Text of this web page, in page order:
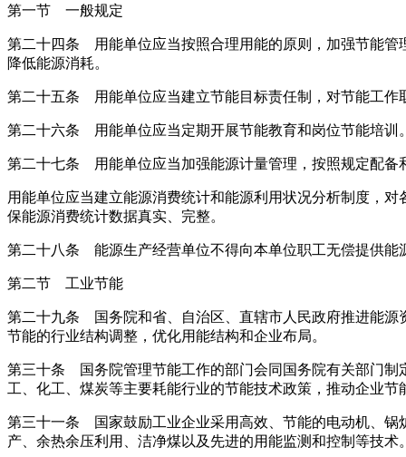
第一节 一般规定
第二十四条 用能单位应当按照合理用能的原则，加强节能管
降低能源消耗。
第二十五条 用能单位应当建立节能目标责任制，对节能工作
第二十六条 用能单位应当定期开展节能教育和岗位节能培训
第二十七条 用能单位应当加强能源计量管理，按照规定配备
用能单位应当建立能源消费统计和能源利用状况分析制度，
保能源消费统计数据真实、完整。
第二十八条 能源生产经营单位不得向本单位职工无偿提供能
第二节 工业节能
第二十九条 国务院和省、自治区、直辖市人民政府推进能源
节能的行业结构调整，优化用能结构和企业布局。
第三十条 国务院管理节能工作的部门会同国务院有关部门制
工、化工、煤炭等主要耗能行业的节能技术政策，推动企业节
第三十一条 国家鼓励工业企业采用高效、节能的电动机、锅
产、余热余压利用、洁净煤以及先进的用能监测和控制等技术